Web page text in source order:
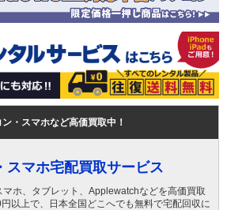
・スマホなど高価買取中！
スマホ宅配買取サービス
ホ、タブレット、Applewatchなどを高価買取
以上で、日本全国どこへでも無料で宅配回収に